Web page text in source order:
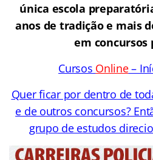
única escola
anos de tradição e mais
em concursos
Cursos Online–
Quer ficar por dentro de
e de outros concursos?
grupo de estudos